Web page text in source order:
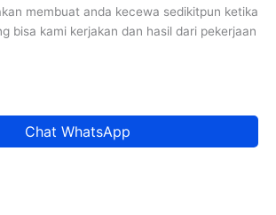
membuat anda kecewa sedikitpun ketika
bisa kami kerjakan dan hasil dari pekerjaan
Chat WhatsApp